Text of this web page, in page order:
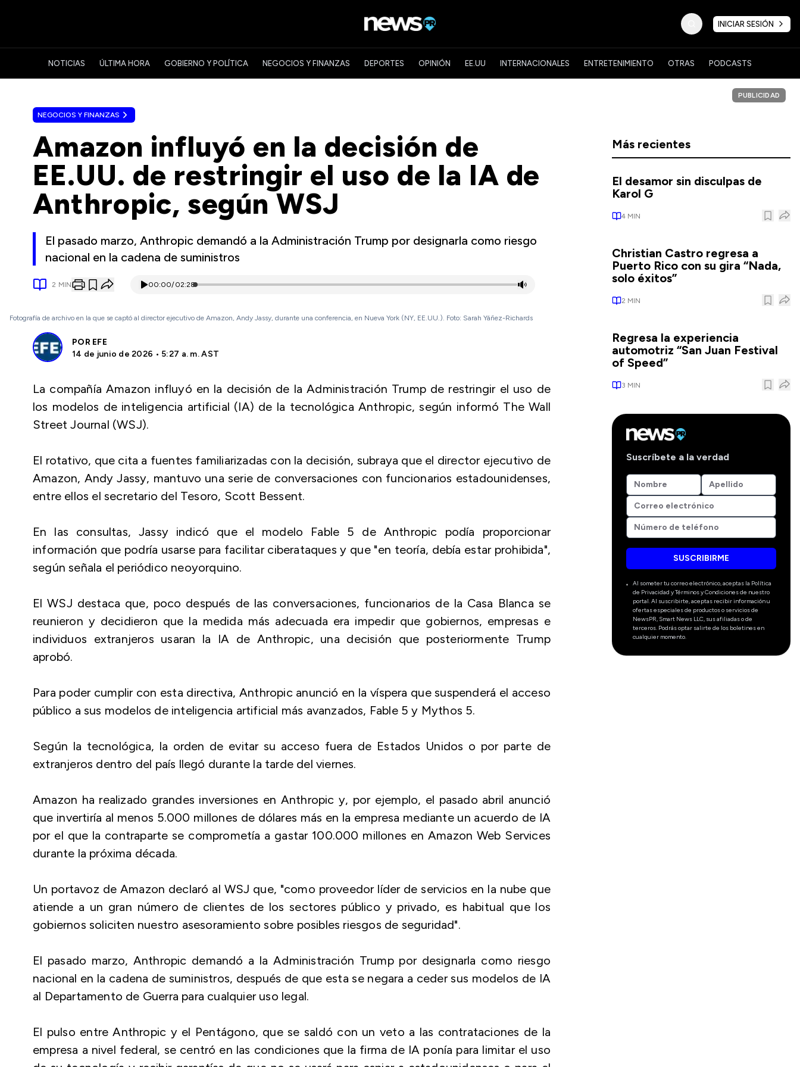
INICIAR SESIÓN
NOTICIAS ÚLTIMA HORA GOBIERNO Y POLÍTICA NEGOCIOS Y FINANZAS DEPORTES OPINIÓN EE.UU INTERNACIONALES ENTRETENIMIENTO OTRAS PODCASTS
NEGOCIOS Y FINANZAS
Amazon influyó en la decisión de
EE.UU. de restringir el uso de la IA de
Anthropic, según WSJ
El pasado marzo, Anthropic demandó a la Administración Trump por designarla como riesgo
nacional en la cadena de suministros
2 MIN 00:00/02:28
Fotografía de archivo en la que se captó al director ejecutivo de Amazon, Andy Jassy, durante una conferencia, en Nueva York (NY, EE.UU.). Foto: Sarah Yáñez-Richards
POR EFE
14 de junio de 2026 • 5:27 a. m. AST
La compañía Amazon influyó en la decisión de la Administración Trump de restringir el uso de
los modelos de inteligencia artificial (IA) de la tecnológica Anthropic, según informó The Wall
Street Journal (WSJ).
El rotativo, que cita a fuentes familiarizadas con la decisión, subraya que el director ejecutivo de
Amazon, Andy Jassy, mantuvo una serie de conversaciones con funcionarios estadounidenses,
entre ellos el secretario del Tesoro, Scott Bessent.
En las consultas, Jassy indicó que el modelo Fable 5 de Anthropic podía proporcionar
información que podría usarse para facilitar ciberataques y que "en teoría, debía estar prohibida",
según señala el periódico neoyorquino.
El WSJ destaca que, poco después de las conversaciones, funcionarios de la Casa Blanca se
reunieron y decidieron que la medida más adecuada era impedir que gobiernos, empresas e
individuos extranjeros usaran la IA de Anthropic, una decisión que posteriormente Trump
aprobó.
Para poder cumplir con esta directiva, Anthropic anunció en la víspera que suspenderá el acceso
público a sus modelos de inteligencia artificial más avanzados, Fable 5 y Mythos 5.
Según la tecnológica, la orden de evitar su acceso fuera de Estados Unidos o por parte de
extranjeros dentro del país llegó durante la tarde del viernes.
Amazon ha realizado grandes inversiones en Anthropic y, por ejemplo, el pasado abril anunció
que invertiría al menos 5.000 millones de dólares más en la empresa mediante un acuerdo de IA
por el que la contraparte se comprometía a gastar 100.000 millones en Amazon Web Services
durante la próxima década.
Un portavoz de Amazon declaró al WSJ que, "como proveedor líder de servicios en la nube que
atiende a un gran número de clientes de los sectores público y privado, es habitual que los
gobiernos soliciten nuestro asesoramiento sobre posibles riesgos de seguridad".
El pasado marzo, Anthropic demandó a la Administración Trump por designarla como riesgo
nacional en la cadena de suministros, después de que esta se negara a ceder sus modelos de IA
al Departamento de Guerra para cualquier uso legal.
El pulso entre Anthropic y el Pentágono, que se saldó con un veto a las contrataciones de la
empresa a nivel federal, se centró en las condiciones que la firma de IA ponía para limitar el uso
PUBLICIDAD
Más recientes
El desamor sin disculpas de
Karol G
4 MIN
Christian Castro regresa a
Puerto Rico con su gira “Nada,
solo éxitos”
2 MIN
Regresa la experiencia
automotriz “San Juan Festival
of Speed”
3 MIN
Suscríbete a la verdad
SUSCRIBIRME
Al someter tu correo electrónico, aceptas la Política
de Privacidad y Términos y Condiciones de nuestro
portal. Al suscribirte, aceptas recibir información u
ofertas especiales de productos o servicios de
NewsPR, Smart News LLC, sus afiliadas o de
terceros. Podrás optar salirte de los boletines en
cualquier momento.